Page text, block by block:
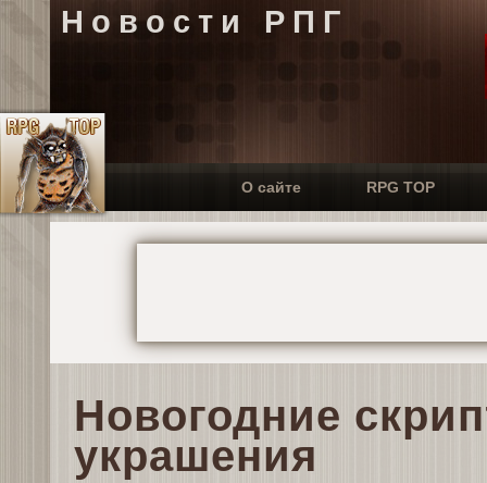
Новости РПГ
О сайте RPG TOP
Новогодние
украшения